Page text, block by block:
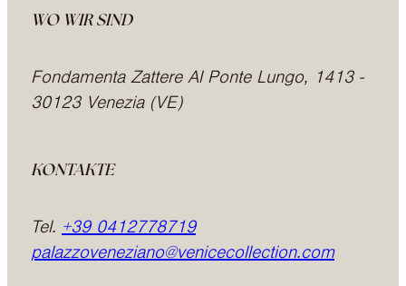
WO WIR SIND
Fondamenta Zattere Al Ponte Lungo, 1413 -
30123 Venezia (VE)
KONTAKTE
Tel. +39 0412778719
palazzoveneziano@venicecollection.com